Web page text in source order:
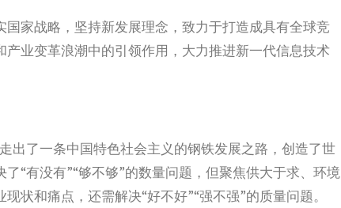
家战略，坚持新发展理念，致力于打造成具有全球竞
业变革浪潮中的引领作用，大力推进新一代信息技术
出了一条中国特色社会主义的钢铁发展之路，创造了世
“有没有”“够不够”的数量问题，但聚焦供大于求、环境
状和痛点，还需解决“好不好”“强不强”的质量问题。